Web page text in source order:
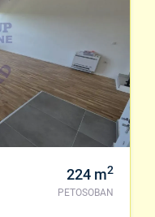
224 m2
PETOSOBAN